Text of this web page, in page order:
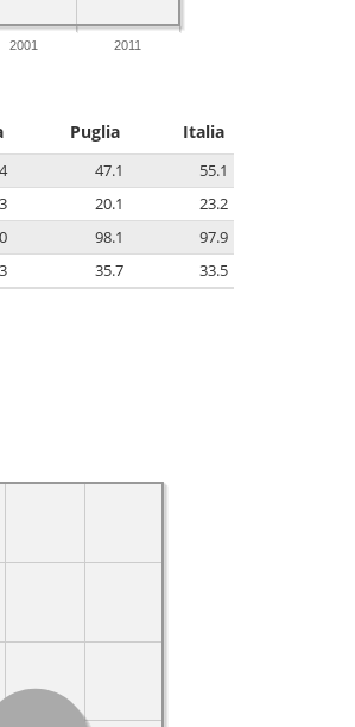
2001 2011
Puglia Italia
47.1
55.1
20.1
23.2
98.1
97.9
35.7 33.5